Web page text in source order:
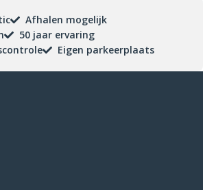
Afhalen mogelijk
50 jaar ervaring
Eigen parkeerplaats